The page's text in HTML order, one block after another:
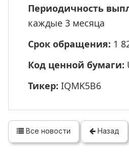
Периодичность
каждые 3 месяца
Срок обращения: 1
Код ценной бумаги:
Тикер: IQMK5B6
Все новости Назад